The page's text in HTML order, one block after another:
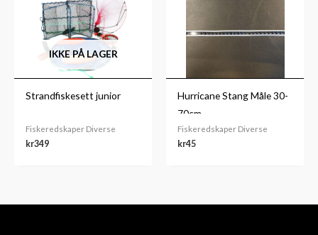
IKKE PÅ LAGER
Strandfiskesett junior
Fiskeredskaper Diverse
kr349
Hurricane Stang Måle 30-
70cm
Fiskeredskaper Diverse
kr45